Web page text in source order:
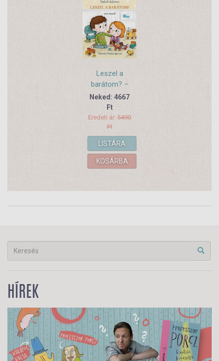
Leszel a
barátom? –
ovis mesék
Neked: 4667
Ft
Eredeti ár: 5490
Ft
LISTÁRA
KOSÁRBA
HÍREK